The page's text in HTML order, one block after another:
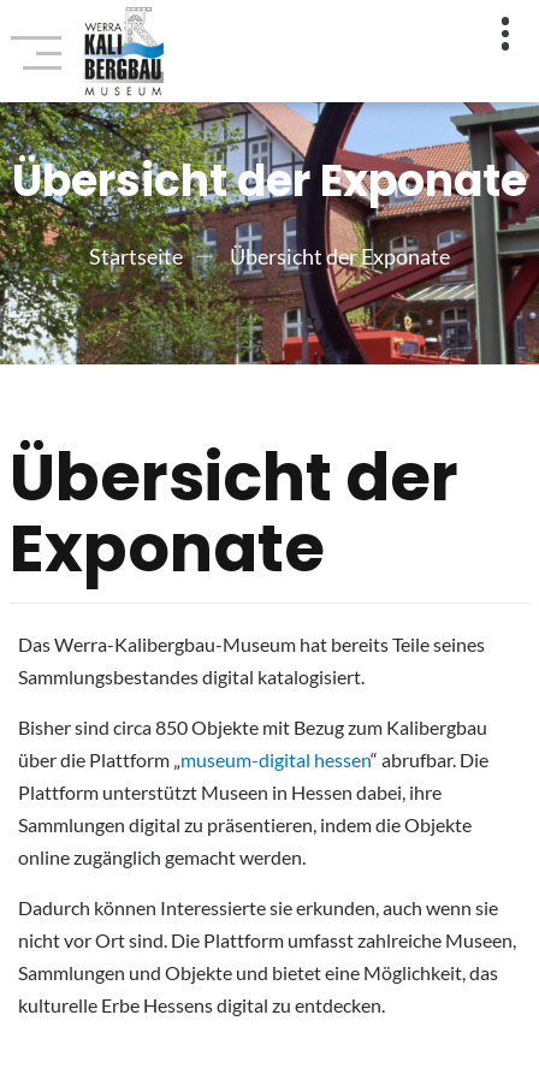
Übersicht der Exponate
Startseite Übersicht der Exponate
Übersicht der
Exponate
Das Werra-Kalibergbau-Museum hat bereits Teile seines
Sammlungsbestandes digital katalogisiert.
Bisher sind circa 850 Objekte mit Bezug zum Kalibergbau
über die Plattform „museum-digital hessen“ abrufbar. Die
Plattform unterstützt Museen in Hessen dabei, ihre
Sammlungen digital zu präsentieren, indem die Objekte
online zugänglich gemacht werden.
Dadurch können Interessierte sie erkunden, auch wenn sie
nicht vor Ort sind. Die Plattform umfasst zahlreiche Museen,
Sammlungen und Objekte und bietet eine Möglichkeit, das
kulturelle Erbe Hessens digital zu entdecken.